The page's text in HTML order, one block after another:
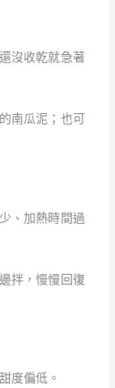
沒收乾就急著
南瓜泥；也可
、加熱時間過
拌，慢慢回復
度偏低。